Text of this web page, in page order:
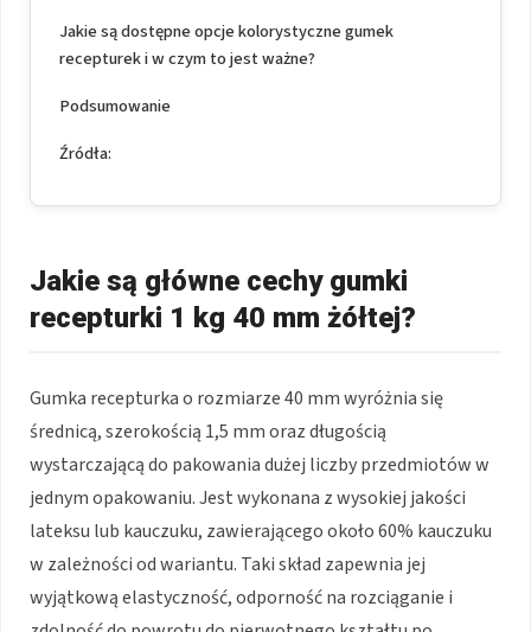
Jakie są dostępne opcje kolorystyczne gumek
recepturek i w czym to jest ważne?
Podsumowanie
Źródła:
Jakie są główne cechy gumki
recepturki 1 kg 40 mm żółtej?
Gumka recepturka o rozmiarze 40 mm wyróżnia się
średnicą, szerokością 1,5 mm oraz długością
wystarczającą do pakowania dużej liczby przedmiotów w
jednym opakowaniu. Jest wykonana z wysokiej jakości
lateksu lub kauczuku, zawierającego około 60% kauczuku
w zależności od wariantu. Taki skład zapewnia jej
wyjątkową elastyczność, odporność na rozciąganie i